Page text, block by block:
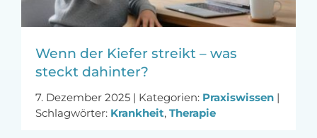
Wenn der Kiefer streikt – was
steckt dahinter?
7. Dezember 2025 | Kategorien: Praxiswissen |
Schlagwörter: Krankheit, Therapie